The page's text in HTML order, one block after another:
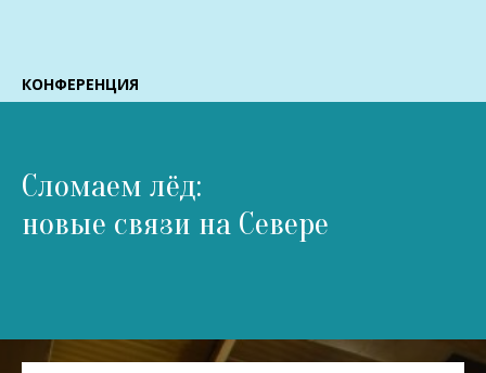
КОНФЕРЕНЦИЯ
Сломаем лёд:
новые связи на Севере